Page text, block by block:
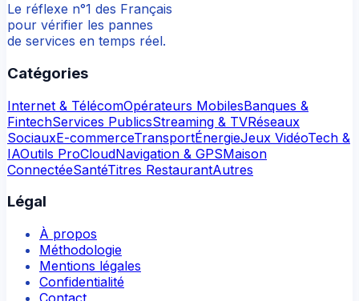
Le réflexe n°1 des Français
pour vérifier les pannes
de services en temps réel.
Catégories
Internet & TélécomOpérateurs MobilesBanques &
FintechServices PublicsStreaming & TVRéseaux
SociauxE-commerceTransportÉnergieJeux VidéoTech &
IAOutils ProCloudNavigation & GPSMaison
ConnectéeSantéTitres RestaurantAutres
Légal
À propos
Méthodologie
Mentions légales
Confidentialité